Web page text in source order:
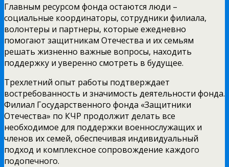
Главным ресурсом фонда остаются люди –
социальные координаторы, сотрудники филиала,
волонтеры и партнеры, которые ежедневно
помогают защитникам Отечества и их семьям
решать жизненно важные вопросы, находить
поддержку и уверенно смотреть в будущее.
Трехлетний опыт работы подтверждает
востребованность и значимость деятельности фонда.
Филиал Государственного фонда «Защитники
Отечества» по КЧР продолжит делать все
необходимое для поддержки военнослужащих и
членов их семей, обеспечивая индивидуальный
подход и комплексное сопровождение каждого
подопечного.